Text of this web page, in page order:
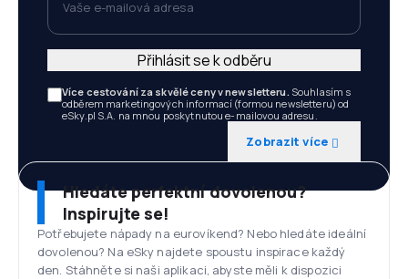
Více cestování za skvělé ceny v newsletteru. Souhlasím s
odběrem marketingových informací (formou newsletteru) od
eSky.pl S.A. na mnou poskytnutou e-mailovou adresu.
Zobrazit více
Přihlásit se k odběru
Hledáte perfektní dovolenou?
Inspirujte se!
Potřebujete nápady na eurovíkend? Nebo hledáte ideální
dovolenou? Na eSky najdete spoustu inspirace každý
den. Stáhněte si naši aplikaci, abyste měli k dispozici